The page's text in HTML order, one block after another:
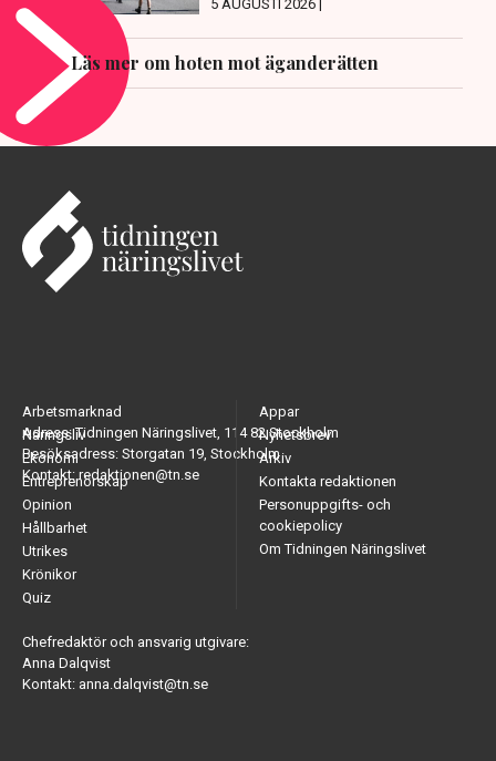
5 AUGUSTI 2026 |
Läs mer om hoten mot äganderätten
Adress: Tidningen Näringslivet, 114 82 Stockholm
Besöksadress: Storgatan 19, Stockholm
Kontakt: redaktionen@tn.se
Arbetsmarknad
Näringsliv
Ekonomi
Entreprenörskap
Opinion
Hållbarhet
Utrikes
Krönikor
Quiz
Appar
Nyhetsbrev
Arkiv
Kontakta redaktionen
Personuppgifts- och
cookiepolicy
Om Tidningen Näringslivet
Chefredaktör och ansvarig utgivare:
Anna Dalqvist
Kontakt: anna.dalqvist@tn.se